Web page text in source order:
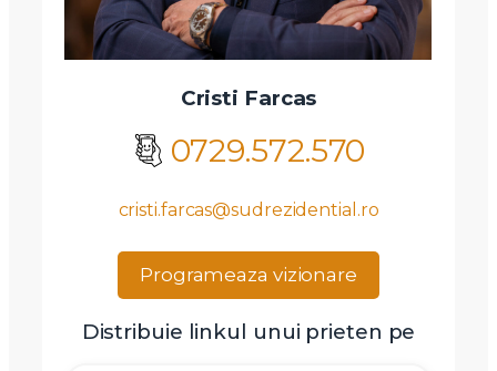
Cristi Farcas
0729.572.570
cristi.farcas@sudrezidential.ro
Programeaza vizionare
Distribuie linkul unui prieten pe